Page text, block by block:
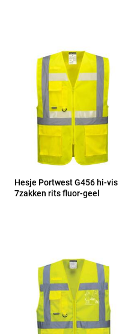
Hesje Portwest G456 hi-vis
7zakken rits fluor-geel